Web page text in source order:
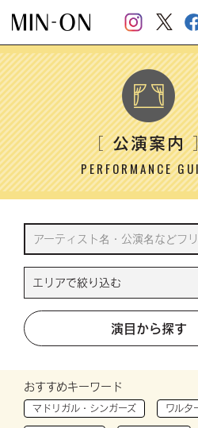
HOME ＞ 公演案内
［公演案内
PERFORMANCE
演目から探す
おすすめキーワード
マドリガル・シンガーズ ワルタ